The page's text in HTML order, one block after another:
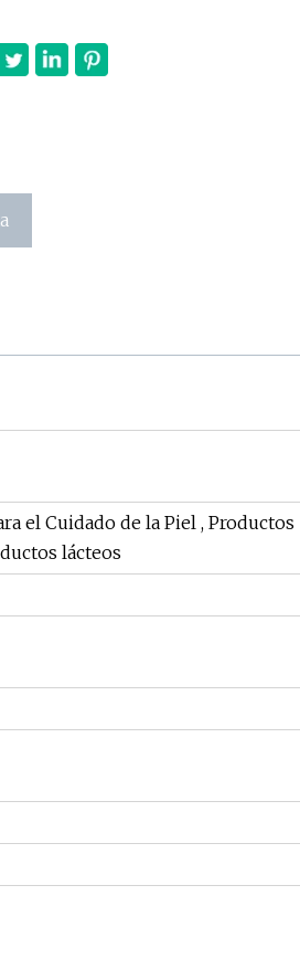
el Cuidado de la Piel , Productos
lácteos